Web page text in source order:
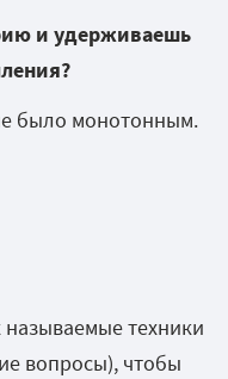
и удерживаешь
было монотонным.
техники
вопросы), чтобы